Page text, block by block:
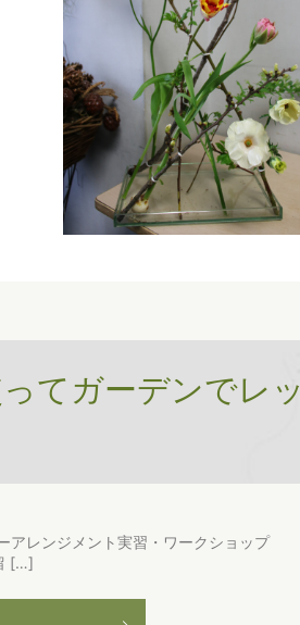
てガーデンでレッ
アレンジメント実習・ワークショップ
[…]